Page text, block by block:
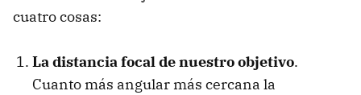
cuatro cosas:
La distancia focal de nuestro objetivo.
Cuanto más angular más cercana la